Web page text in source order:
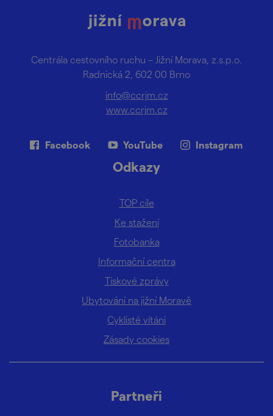
Centrála cestovního ruchu – Jižní Morava, z.s.p.o.
Radnická 2, 602 00 Brno
info@ccrjm.cz
www.ccrjm.cz
Facebook YouTube Instagram
Odkazy
TOP cíle
Ke stažení
Fotobanka
Informační centra
Tiskové zprávy
Ubytování na jižní Moravě
Cyklisté vítáni
Zásady cookies
Partneři